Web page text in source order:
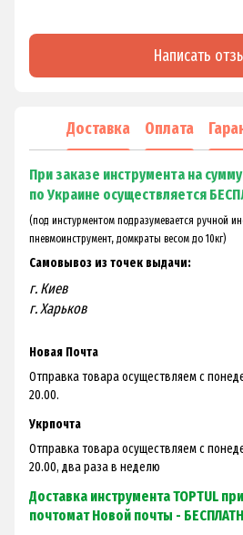
Написать
Доставка Оплата
При заказе инструмента на
по Украине осуществляется
(под инстурментом подразумевается ручной
пневмоинструмент, домкраты весом до 10кг)
Самовывоз из точек выдачи:
г. Киев
г. Харьков
Новая Почта
Отправка товара осуществляем с
20.00.
Укрпочта
Отправка товара осуществляем с
20.00, два раза в неделю
Доставка инструмента TOPTUL
почтомат Новой почты -